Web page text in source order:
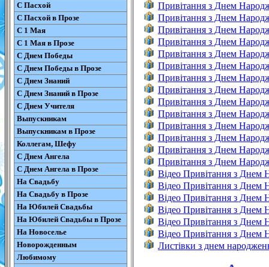
С Пасхой
С Пасхой в Прозе
С 1 Мая
С 1 Мая в Прозе
С Днем Победы
С Днем Победы в Прозе
С Днем Знаний
С Днем Знаний в Прозе
С Днем Учителя
Выпускникам
Выпускникам в Прозе
Коллегам, Шефу
С Днем Ангела
С Днем Ангела в Прозе
На Свадьбу
На Свадьбу в Прозе
На Юбилей Свадьбы
На Юбилей Свадьбы в Прозе
На Новоселье
Новорожденным
Любимому
Привітання з Днем
Привітання з Днем
Привітання з Днем
Привітання з Днем
Привітання з Днем
Привітання з Днем
Привітання з Днем
Привітання з Днем
Привітання з Днем
Привітання з Днем
Привітання з Днем
Привітання з Днем
Привітання з Днем
Привітання з Днем
Відео Привітання з Днем
Відео Привітання з Днем
Відео Привітання з Днем
Відео Привітання з Днем
Відео Привітання з Днем
Відео Привітання з Днем
Листівки з днем